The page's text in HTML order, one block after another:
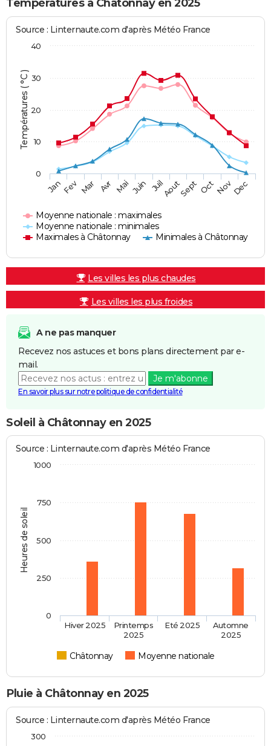
Températures à Châtonnay en 2025
Températures ( °C )
Source : Linternaute.com d'après Météo France
Moyenne nationale : maximales
Moyenne nationale : minimales
Maximales à Châtonnay
Minimales à Châtonnay
JanFev Mar Avr Mai Juin JuilAoutSept OctNovDec
0
10
20
30
40
Les villes les plus chaudes
Les villes les plus froides
A ne pas manquer
Recevez nos astuces et bons plans directement par e-
mail.
Je m'abonne
En savoir plus sur notre politique de confidentialité
Soleil à Châtonnay en 2025
Heures de soleil
Source : Linternaute.com d'après Météo France
Châtonnay Moyenne nationale
Hiver 2025
Printemps
2025
Eté 2025
Automne
2025
0
250
500
750
1000
Pluie à Châtonnay en 2025
Source : Linternaute.com d'après Météo France
300